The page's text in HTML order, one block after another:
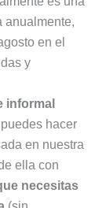
anualmente,
en el
y
informal
hacer
en nuestra
ella con
necesitas